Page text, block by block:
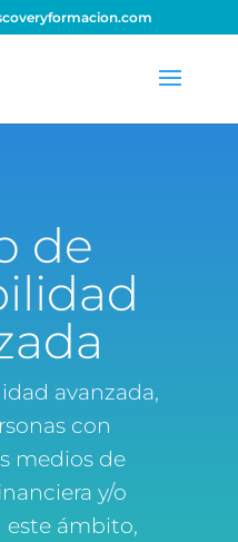
de
avanzada,
con
medios de
y/o
este ámbito,